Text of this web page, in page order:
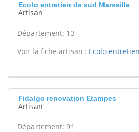
Ecolo entretien de sud Marseille
Artisan
Département: 13
Voir la fiche artisan : Ecolo
Fidalgo renovation Etampes
Artisan
Département: 91